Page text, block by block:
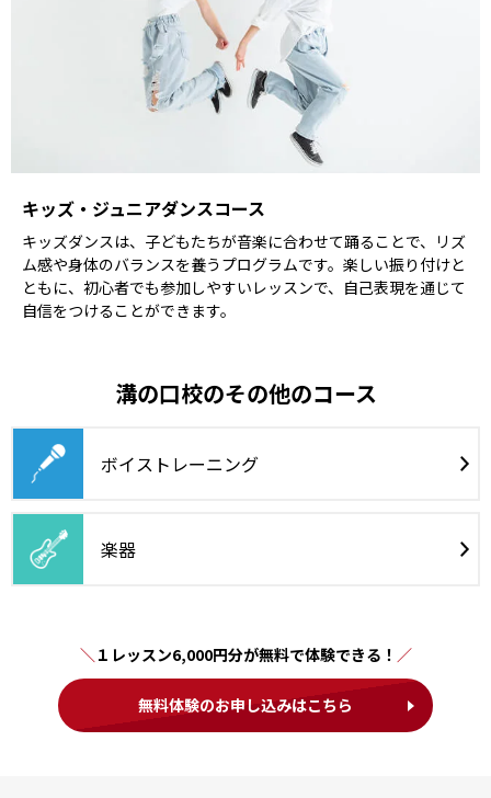
キッズ・ジュニアダンスコース
キッズダンスは、子どもたちが音楽に合わせて踊ることで、リズ
ム感や身体のバランスを養うプログラムです。楽しい振り付けと
ともに、初心者でも参加しやすいレッスンで、自己表現を通じて
自信をつけることができます。
溝の口校のその他のコース
ボイストレーニング
楽器
１レッスン6,000円分が無料で体験できる！
無料体験のお申し込みはこちら